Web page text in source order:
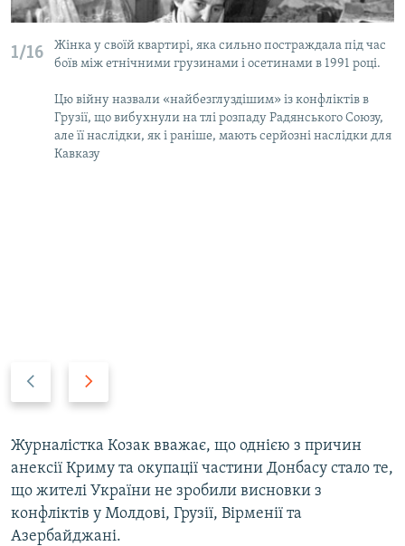
1/16
Жінка у своїй квартирі, яка сильно постраждала під час
боїв між етнічними грузинами і осетинами в 1991 році.
Цю війну назвали «найбезглуздішим» із конфліктів в
Грузії, що вибухнули на тлі розпаду Радянського Союзу,
але її наслідки, як і раніше, мають серйозні наслідки для
Кавказу
v
i
o
u
s
t
s
l
i
d
Журналістка Козак вважає, що однією з причин
анексії Криму та окупації частини Донбасу стало те,
що жителі України не зробили висновки з
конфліктів у Молдові, Грузії, Вірменії та
Азербайджані.